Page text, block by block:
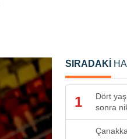
SIRADAKİ
1
Dört
sonra